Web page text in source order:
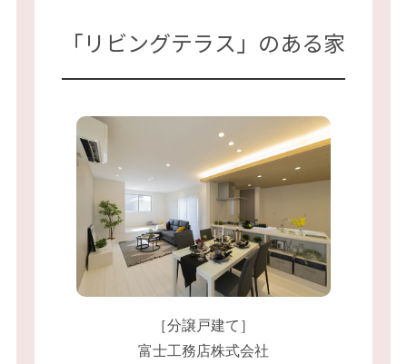
「リビングテラス」のある家
［分譲戸建て］
富士工務店株式会社